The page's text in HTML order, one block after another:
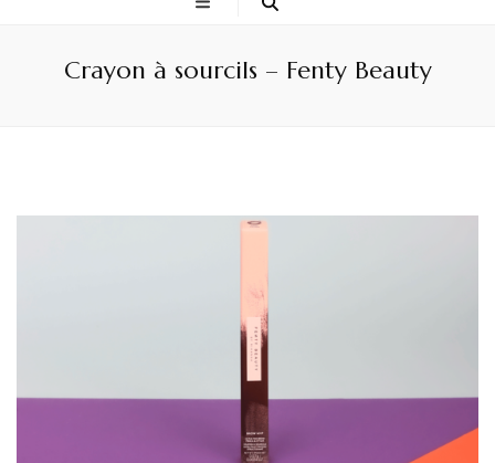
et revues de
produits beauté
Crayon à sourcils – Fenty Beauty